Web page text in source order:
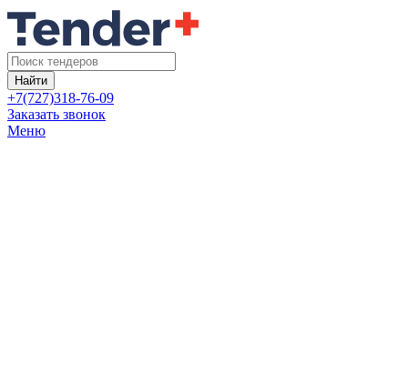
Найти
+7(727)318-76-09
Заказать звонок
Меню